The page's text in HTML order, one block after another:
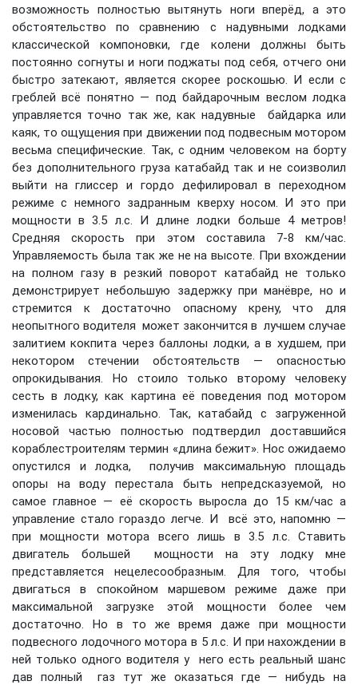
возможность полностью вытянуть ноги вперёд, а это
обстоятельство по сравнению с надувными лодками
классической компоновки, где колени должны быть
постоянно согнуты и ноги поджаты под себя, отчего они
быстро затекают, является скорее роскошью. И если с
греблей всё понятно — под байдарочным веслом лодка
управляется точно так же, как надувные байдарка или
каяк, то ощущения при движении под подвесным мотором
весьма специфические. Так, с одним человеком на борту
без дополнительного груза катабайд так и не соизволил
выйти на глиссер и гордо дефилировал в переходном
режиме с немного задранным кверху носом. И это при
мощности в 3.5 л.с. И длине лодки больше 4 метров!
Средняя скорость при этом составила 7-8 км/час.
Управляемость была так же не на высоте. При вхождении
на полном газу в резкий поворот катабайд не только
демонстрирует небольшую задержку при манёвре, но и
стремится к достаточно опасному крену, что для
неопытного водителя может закончится в лучшем случае
залитием кокпита через баллоны лодки, а в худшем, при
некотором стечении обстоятельств — опасностью
опрокидывания. Но стоило только второму человеку
сесть в лодку, как картина её поведения под мотором
изменилась кардинально. Так, катабайд с загруженной
носовой частью полностью подтвердил доставшийся
кораблестроителям термин «длина бежит». Нос ожидаемо
опустился и лодка, получив максимальную площадь
опоры на воду перестала быть непредсказуемой, но
самое главное — её скорость выросла до 15 км/час а
управление стало гораздо легче. И всё это, напомню —
при мощности мотора всего лишь в 3.5 л.с. Ставить
двигатель большей мощности на эту лодку мне
представляется нецелесообразным. Для того, чтобы
двигаться в спокойном маршевом режиме даже при
максимальной загрузке этой мощности более чем
достаточно. Но в то же время даже при мощности
подвесного лодочного мотора в 5 л.с. И при нахождении в
ней только одного водителя у него есть реальный шанс
дав полный газ тут же оказаться где — нибудь на